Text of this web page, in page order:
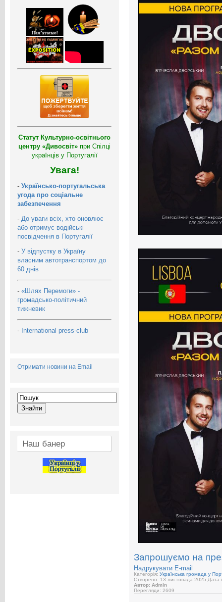
Статут Культурно-освітнього
центру «Дивосвіт» при Спілці
українців у Португалії
Увага!
- Українсько-португальська
угода про соціальне
забезпечення
- До уваги всіх, хто оновлює
або отримує водійські
посвідчення в Португалії
- У відпустку в Україну
власним автотранспортом до
60 днів
- «Шлях Перемоги» -
громадсько-політичний
тижневик
- International press-club
Отримати новини на Email
Наш банер
Запрошуємо на
Надрукувати E-mail
Категорія: Українська громада у
Створено: 13 листопада 2025 Дата
Автор: Admin
Перегляди: 2609